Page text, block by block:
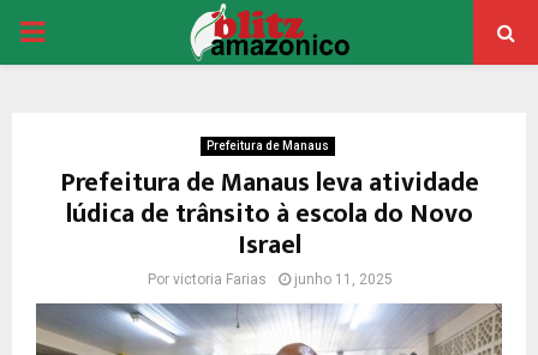
PRIMARY
Prefeitura de Manaus
Prefeitura de Manaus leva atividade
lúdica de trânsito à escola do Novo
Israel
Por victoria Farias junho 11, 2025